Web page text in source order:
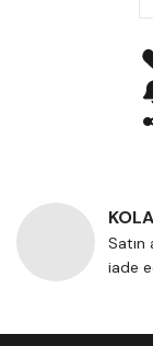
Satın
iade